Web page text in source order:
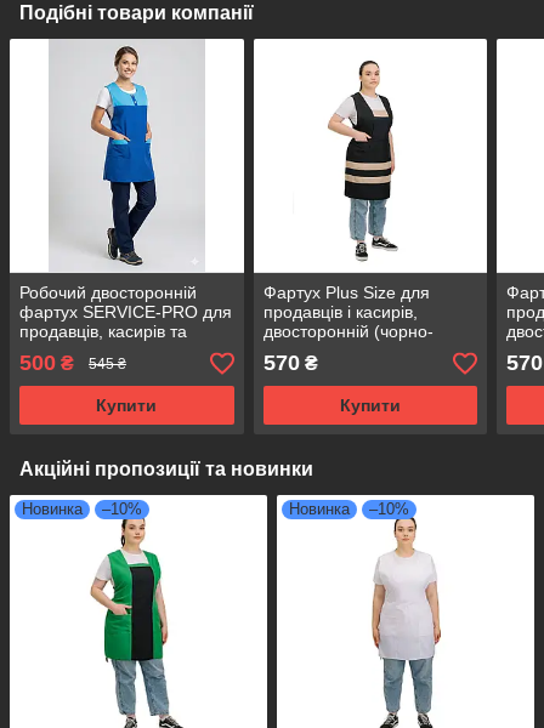
Подібні товари компанії
Робочий двосторонній
фартух SERVICE-PRO для
продавців, касирів та
прибиральниць,
універсальний розмір
синій
500 ₴ 545 ₴
Купити
Фартух Plus Size для
продавців і касирів,
двосторонній (чорно-
бежевий)
570₴
Купити
570
Акційні пропозиції та новинки
Новинка –10% Новинка –10%